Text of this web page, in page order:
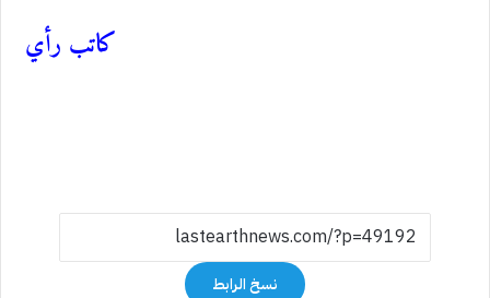
كاتب رأي
نسخ الرابط